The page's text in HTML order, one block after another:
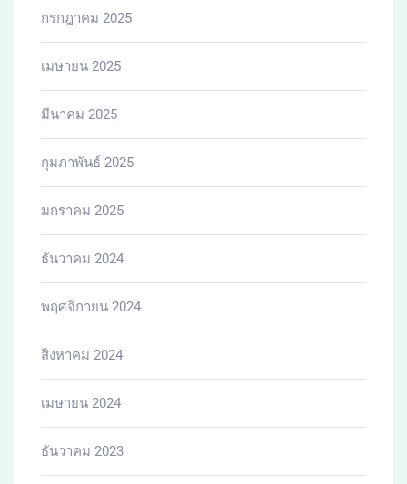
กรกฎาคม 2025
เมษายน 2025
มีนาคม 2025
กุมภาพันธ์ 2025
มกราคม 2025
ธันวาคม 2024
พฤศจิกายน 2024
สิงหาคม 2024
เมษายน 2024
ธันวาคม 2023